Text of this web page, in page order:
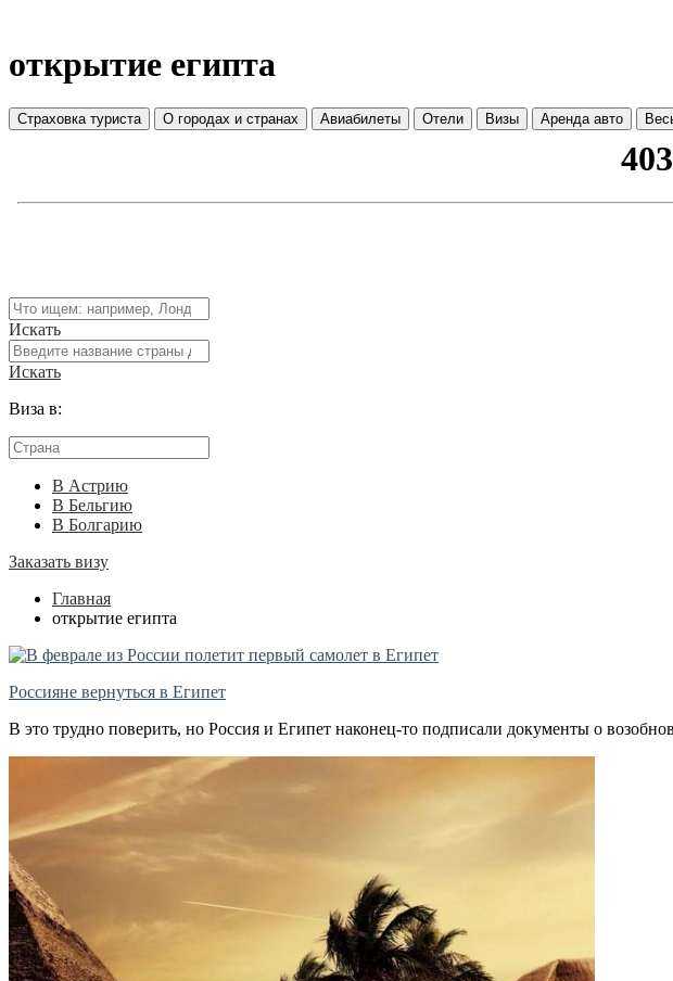
открытие египта
Страховка туриста О городах и странах Авиабилеты Отели Визы Аренда авто
Искать
Искать
Виза в:
В Астрию
В Бельгию
В Болгарию
Заказать визу
Главная
открытие египта
Россияне вернуться в Египет
В это трудно поверить, но Россия и Египет наконец-то подписали документы о